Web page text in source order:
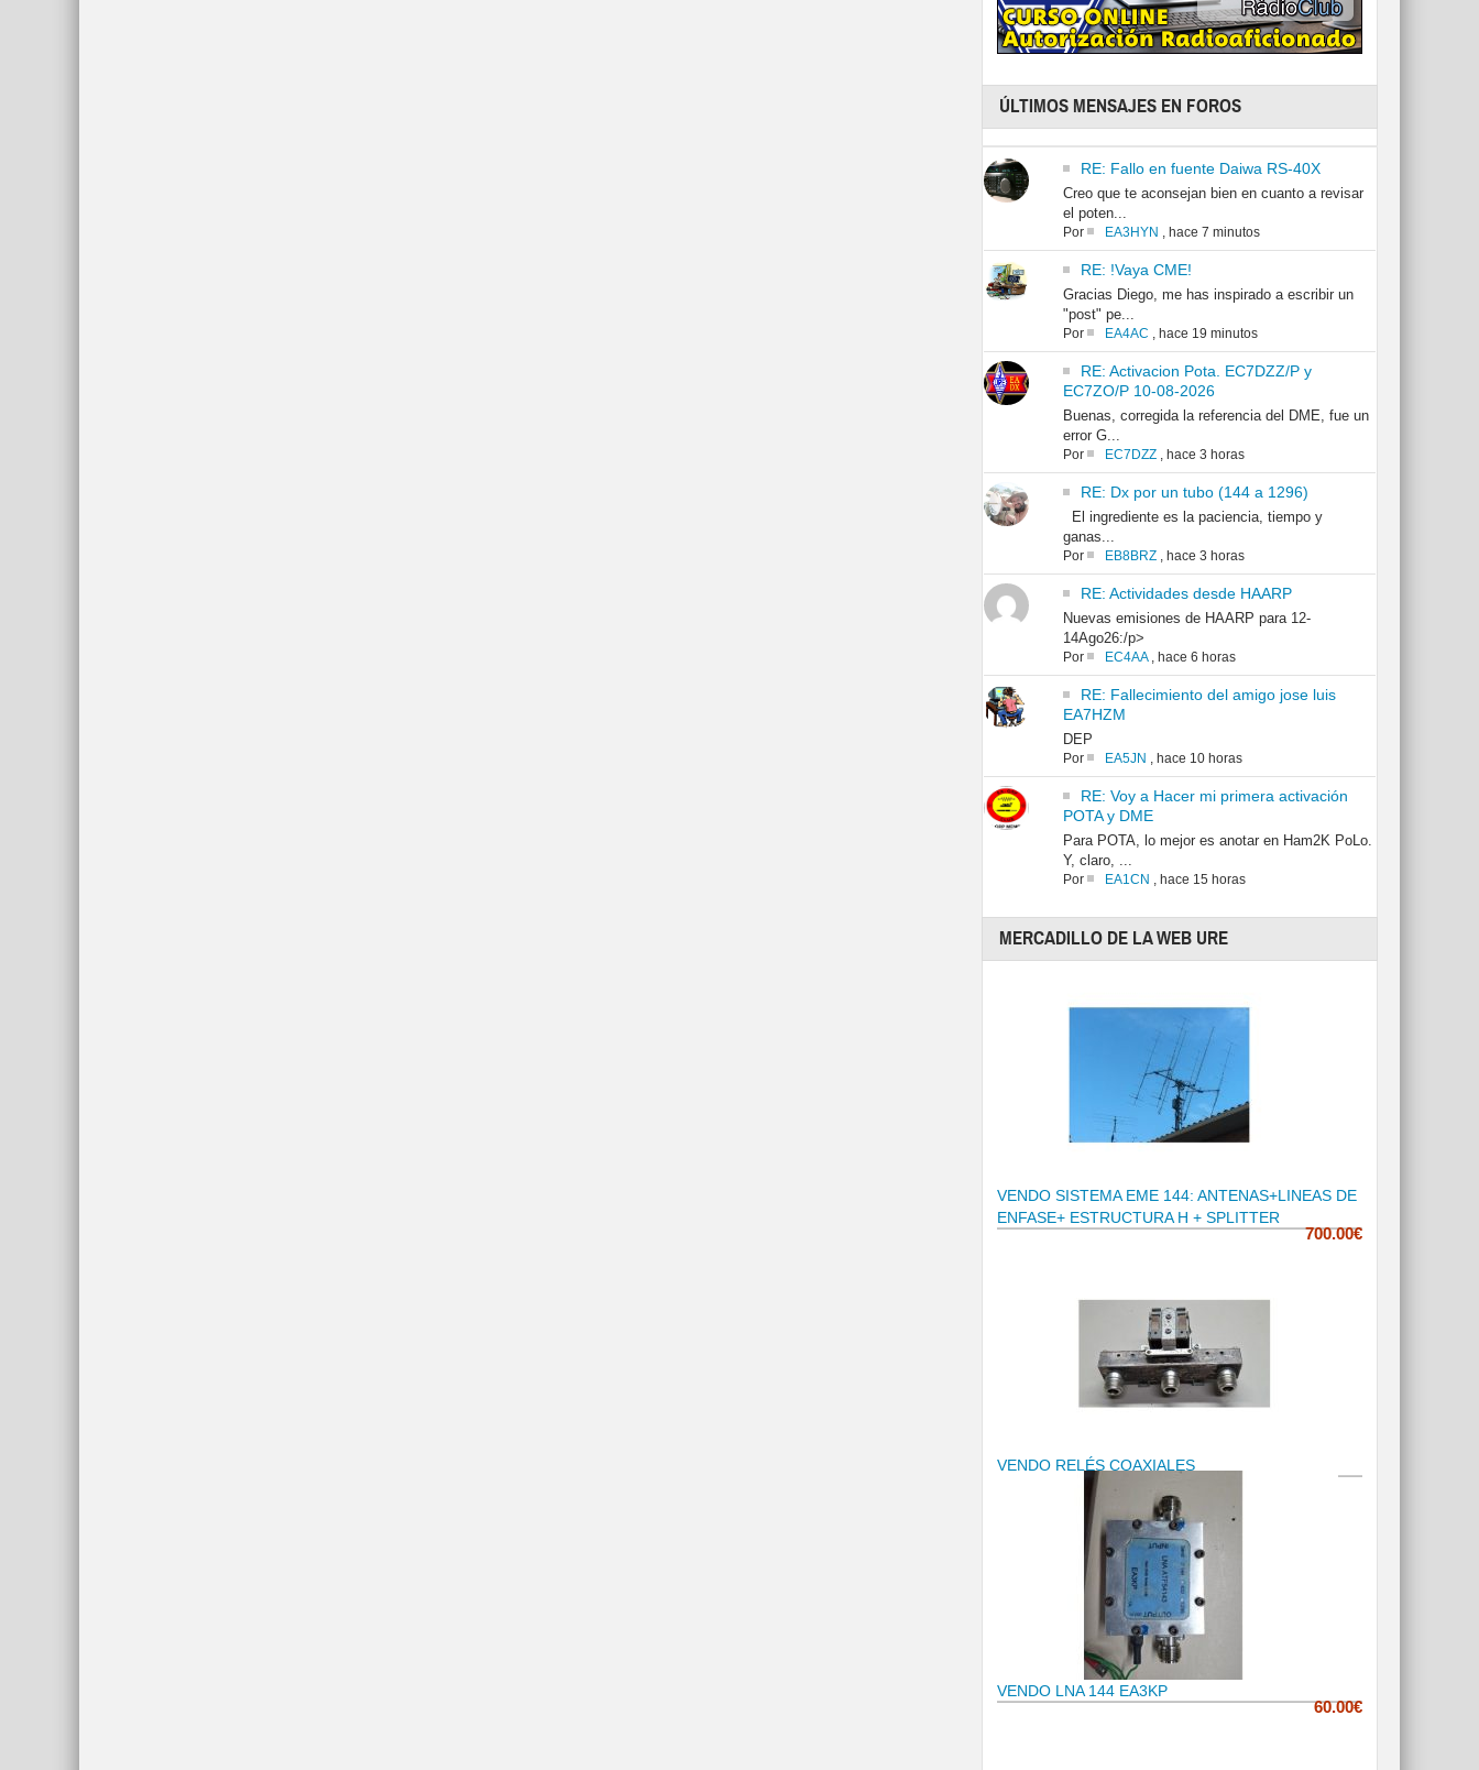
ÚLTIMOS MENSAJES EN FOROS
RE: Fallo en fuente Daiwa RS-40X
Creo que te aconsejan bien en cuanto a revisar
el poten...
Por EA3HYN , hace 7 minutos
RE: !Vaya CME!
Gracias Diego, me has inspirado a escribir un
"post" pe...
Por EA4AC , hace 19 minutos
RE: Activacion Pota. EC7DZZ/P y
EC7ZO/P 10-08-2026
Buenas, corregida la referencia del DME, fue un
error G...
Por EC7DZZ, hace 3 horas
RE: Dx por un tubo (144 a 1296)
El ingrediente es la paciencia, tiempo y
ganas...
Por EB8BRZ, hace 3 horas
RE: Actividades desde HAARP
Nuevas emisiones de HAARP para 12-
14Ago26:/p>
Por EC4AA, hace 6 horas
RE: Fallecimiento del amigo jose luis
EA7HZM
DEP
Por EA5JN , hace 10 horas
RE: Voy a Hacer mi primera activación
POTA y DME
Para POTA, lo mejor es anotar en Ham2K PoLo.
Y, claro, ...
Por EA1CN , hace 15 horas
MERCADILLO DE LA WEB URE
VENDO SISTEMA EME 144: ANTENAS+LINEAS DE
ENFASE+ ESTRUCTURA H + SPLITTER
700.00€
VENDO RELÉS COAXIALES
VENDO LNA 144 EA3KP
60.00€